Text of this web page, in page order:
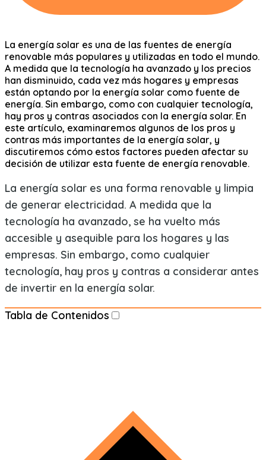
La energía solar es una de las fuentes de energía
renovable más populares y utilizadas en todo el mundo.
A medida que la tecnología ha avanzado y los precios
han disminuido, cada vez más hogares y empresas
están optando por la energía solar como fuente de
energía. Sin embargo, como con cualquier tecnología,
hay pros y contras asociados con la energía solar. En
este artículo, examinaremos algunos de los pros y
contras más importantes de la energía solar, y
discutiremos cómo estos factores pueden afectar su
decisión de utilizar esta fuente de energía renovable.
La energía solar es una forma renovable y limpia
de generar electricidad. A medida que la
tecnología ha avanzado, se ha vuelto más
accesible y asequible para los hogares y las
empresas. Sin embargo, como cualquier
tecnología, hay pros y contras a considerar antes
de invertir en la energía solar.
Tabla de Contenidos